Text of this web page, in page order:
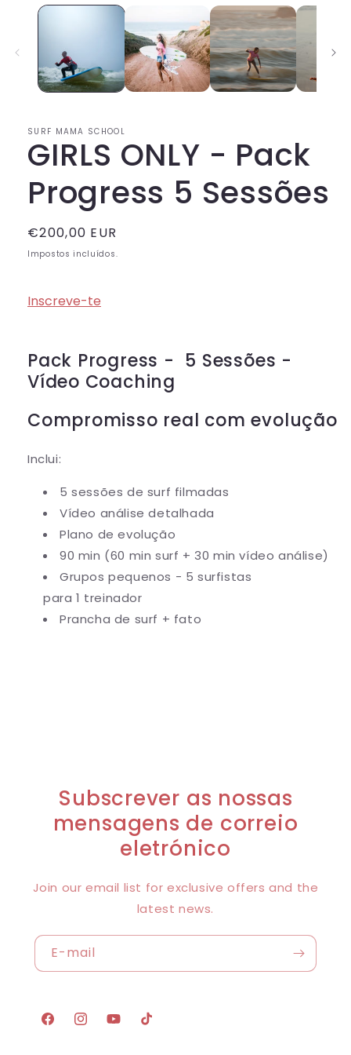
multimédia
SURF MAMA SCHOOL
GIRLS ONLY - Pack
Progress 5 Sessões
Preço
normal
€200,00 EUR
Impostos incluídos.
Inscreve-te
Pack Progress - 5 Sessões -
Vídeo Coaching
Compromisso real com evolução
Inclui:
5 sessões de surf filmadas
Vídeo análise detalhada
Plano de evolução
90 min (60 min surf + 30 min vídeo análise)
Grupos pequenos - 5 surfistas
para 1 treinador
Prancha de surf + fato
Subscrever as nossas
mensagens de correio
eletrónico
Join our email list for exclusive offers and the
latest news.
E-mail
FacebookInstagramYouTubeTikTok